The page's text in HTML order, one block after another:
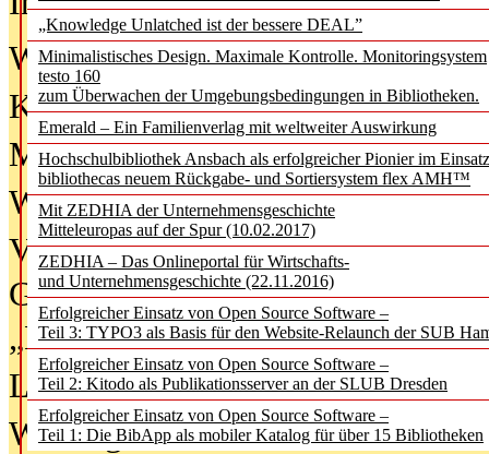
„Knowledge Unlatched ist der bessere DEAL”
Minimalistisches Design. Maximale Kontrolle. Monitoringsystem
testo 160
zum Überwachen der Umgebungsbedingungen in Bibliotheken.
Emerald – Ein Familienverlag mit weltweiter Auswirkung
Hochschulbibliothek Ansbach als erfolgreicher Pionier im
bibliothecas neuem Rückgabe- und Sortiersystem flex AMH™
Mit ZEDHIA der Unternehmensgeschichte
Mitteleuropas auf der Spur (10.02.2017)
ZEDHIA – Das Onlineportal für Wirtschafts-
und Unternehmensgeschichte (22.11.2016)
Erfolgreicher Einsatz von Open Source Software –
Teil 3: TYPO3 als Basis für den Website-Relaunch der SUB
Erfolgreicher Einsatz von Open Source Software –
Teil 2: Kitodo als Publikationsserver an der SLUB Dresden
Erfolgreicher Einsatz von Open Source Software –
Teil 1: Die BibApp als mobiler Katalog für über 15 Bibliotheken
Was Hochschul­bibliotheken von
Kinder in der digitalen Welt
Metadaten als Infrastruktur
Wenn Bots katalogisieren
Von Abschlusskleidern bis
Geisterjagd-Ausrüstung in der
„Library of Things“ unterwegs
Lesen als Infrastrukturaufgabe
Wie Jugendliche Social Media